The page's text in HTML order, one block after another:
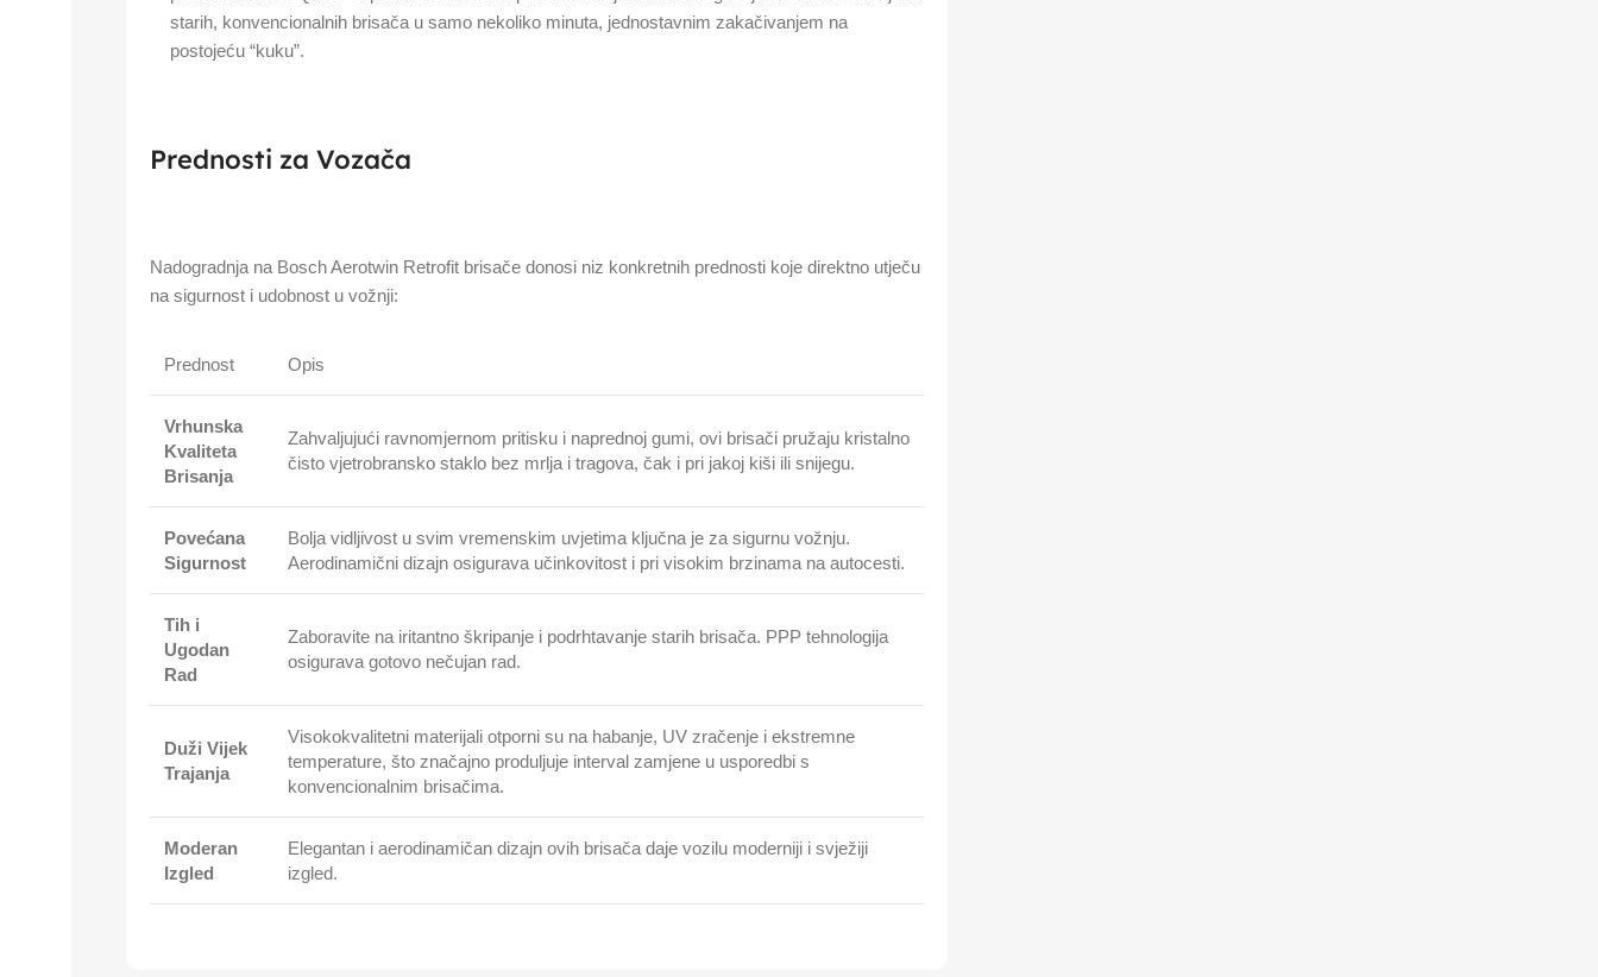
starih, konvencionalnih brisača u samo nekoliko minuta, jednostavnim zakačivanjem na
postojeću “kuku”.
Prednosti za Vozača
Nadogradnja na Bosch Aerotwin Retrofit brisače donosi niz konkretnih prednosti koje direktno utječu
na sigurnost i udobnost u vožnji:
Prednost Opis
Vrhunska
Kvaliteta
Brisanja
Zahvaljujući ravnomjernom pritisku i naprednoj gumi, ovi brisači pružaju kristalno
čisto vjetrobransko staklo bez mrlja i tragova, čak i pri jakoj kiši ili snijegu.
Povećana
Sigurnost
Bolja vidljivost u svim vremenskim uvjetima ključna je za sigurnu vožnju.
Aerodinamični dizajn osigurava učinkovitost i pri visokim brzinama na autocesti.
Tih i
Ugodan
Rad
Zaboravite na iritantno škripanje i podrhtavanje starih brisača. PPP tehnologija
osigurava gotovo nečujan rad.
Duži Vijek
Trajanja
Visokokvalitetni materijali otporni su na habanje, UV zračenje i ekstremne
temperature, što značajno produljuje interval zamjene u usporedbi s
konvencionalnim brisačima.
Moderan
Izgled
Elegantan i aerodinamičan dizajn ovih brisača daje vozilu moderniji i svježiji
izgled.